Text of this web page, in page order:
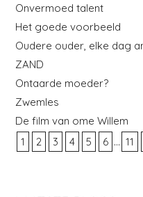
Onvermoed talent
Het goede voorbeeld
Oudere ouder, elke dag
ZAND
Ontaarde moeder?
Zwemles
De film van ome Willem
1
2 3 4 5 6 ... 11